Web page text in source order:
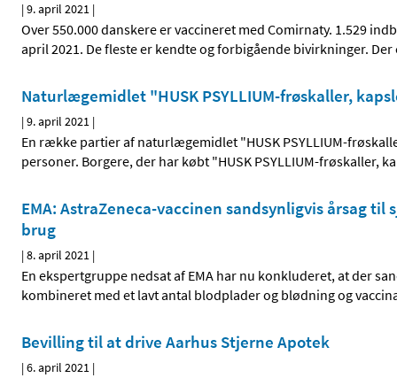
|9. april 2021 |
Over 550.000 danskere er vaccineret med Comirnaty. 1.529
april 2021. De fleste er kendte og forbigående bivirkninger.
Naturlægemidlet "HUSK PSYLLIUM-frøskaller,
|9. april 2021 |
En række partier af naturlægemidlet "HUSK PSYLLIUM-
personer. Borgere, der har købt "HUSK PSYLLIUM-frøskaller,
EMA: AstraZeneca-vaccinen sandsynligvis årsag
brug
|8. april 2021 |
En ekspertgruppe nedsat af EMA har nu konkluderet, at der
kombineret med et lavt antal blodplader og blødning og
Bevilling til at drive Aarhus Stjerne Apotek
|6. april 2021 |